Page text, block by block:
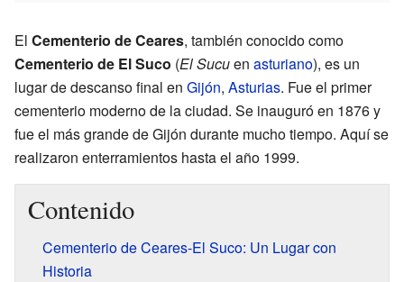
El Cementerio de Ceares, también conocido como
Cementerio de El Suco (El Sucuen asturiano), es un
lugar de descanso final en Gijón, Asturias. Fue el primer
cementerio moderno de la ciudad. Se inauguró en 1876 y
fue el más grande de Gijón durante mucho tiempo. Aquí se
realizaron enterramientos hasta el año 1999.
Contenido
Cementerio de Ceares-El Suco: Un Lugar con
Historia